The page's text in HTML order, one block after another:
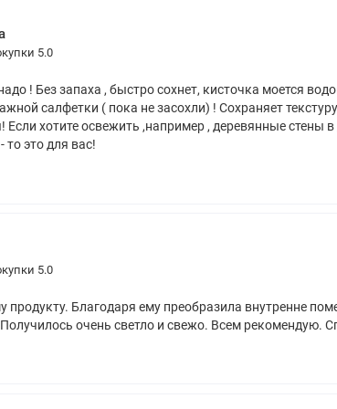
со дня изготовления.
5.0
! Без запаха , быстро сохнет, кисточка моется
салфетки ( пока не засохли) ! Сохраняет
Если хотите освежить ,например , деревянные стены
то это для вас!
5.0
продукту. Благодаря ему преобразила внутренне
очень светло и свежо. Всем рекомендую.